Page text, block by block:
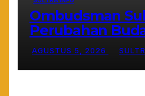
Ombudsman
Perubahan
Lewat Penilaian
2026
AGUSTUS 5, 2026